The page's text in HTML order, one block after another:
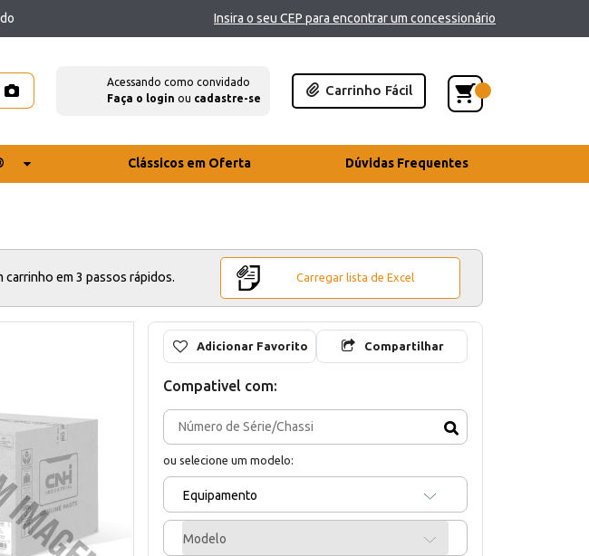
Insira o seu CEP para encontrar um concessionário
Acessando como convidado
Faça o login ou cadastre-se
Carrinho Fácil
Clássicos em Oferta Dúvidas Frequentes
carrinho em 3 passos rápidos. Carregar lista de Excel
Adicionar Favorito Compartilhar
Compativel com:
ou selecione um modelo:
Equipamento
Modelo